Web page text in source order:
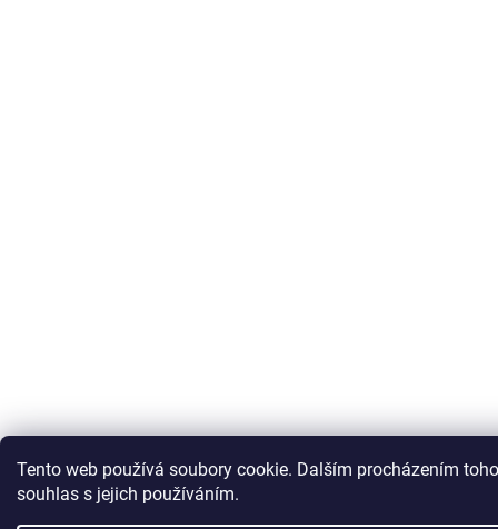
Tento web používá soubory cookie. Dalším procházením
souhlas s jejich používáním.